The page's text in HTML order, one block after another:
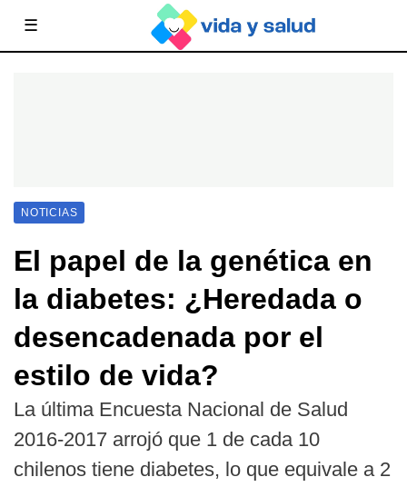
☰
NOTICIAS
El papel de la genética en
la diabetes: ¿Heredada o
desencadenada por el
estilo de vida?
La última Encuesta Nacional de Salud
2016-2017 arrojó que 1 de cada 10
chilenos tiene diabetes, lo que equivale a 2